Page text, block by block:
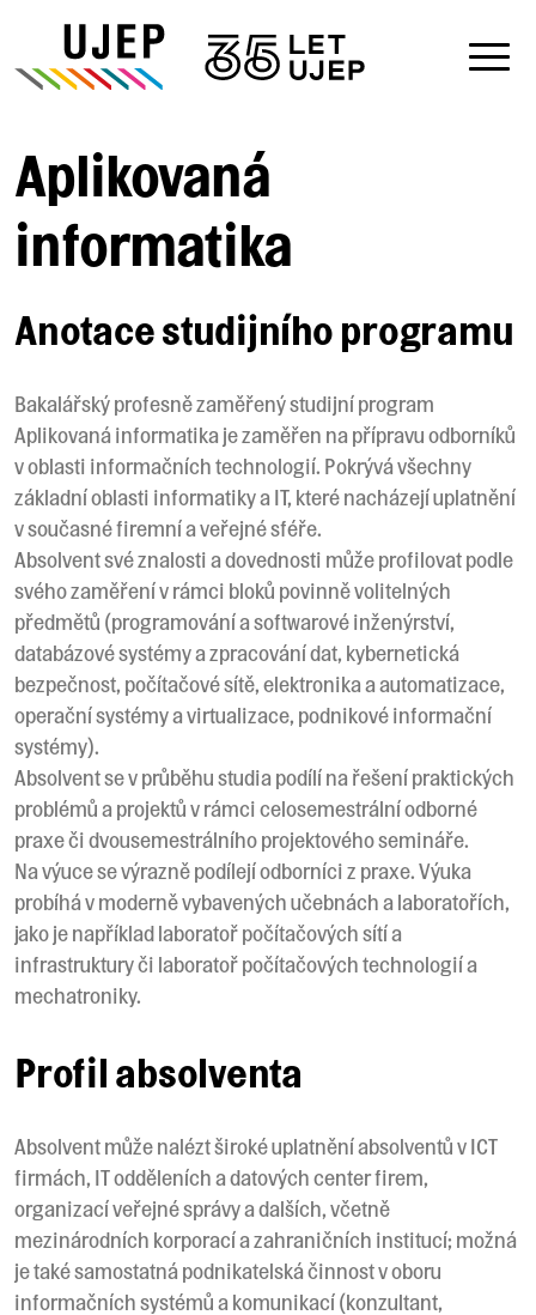
Aplikovaná
informatika
Anotace studijního programu
Bakalářský profesně zaměřený studijní program
Aplikovaná informatika je zaměřen na přípravu odborníků
v oblasti informačních technologií. Pokrývá všechny
základní oblasti informatiky a IT, které nacházejí uplatnění
v současné firemní a veřejné sféře.
Absolvent své znalosti a dovednosti může profilovat podle
svého zaměření v rámci bloků povinně volitelných
předmětů (programování a softwarové inženýrství,
databázové systémy a zpracování dat, kybernetická
bezpečnost, počítačové sítě, elektronika a automatizace,
operační systémy a virtualizace, podnikové informační
systémy).
Absolvent se v průběhu studia podílí na řešení praktických
problémů a projektů v rámci celosemestrální odborné
praxe či dvousemestrálního projektového semináře.
Na výuce se výrazně podílejí odborníci z praxe. Výuka
probíhá v moderně vybavených učebnách a laboratořích,
jako je například laboratoř počítačových sítí a
infrastruktury či laboratoř počítačových technologií a
mechatroniky.
Profil absolventa
Absolvent může nalézt široké uplatnění absolventů v ICT
firmách, IT odděleních a datových center firem,
organizací veřejné správy a dalších, včetně
mezinárodních korporací a zahraničních institucí; možná
je také samostatná podnikatelská činnost v oboru
informačních systémů a komunikací (konzultant,